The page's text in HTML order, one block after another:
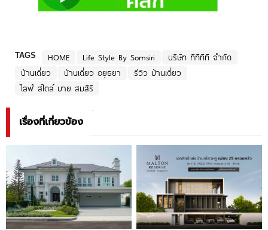
TAGS HOME Life Style By Somsiri
บริษัท ทีทีทีที จำกัด
บ้านเดี่ยว
บ้านเดี่ยว อยุธยา
รีวิว บ้านเดี่ยว
ไลฟ์ สไตล์ บาย สมสิริ
เรื่องที่เกี่ยวข้อง